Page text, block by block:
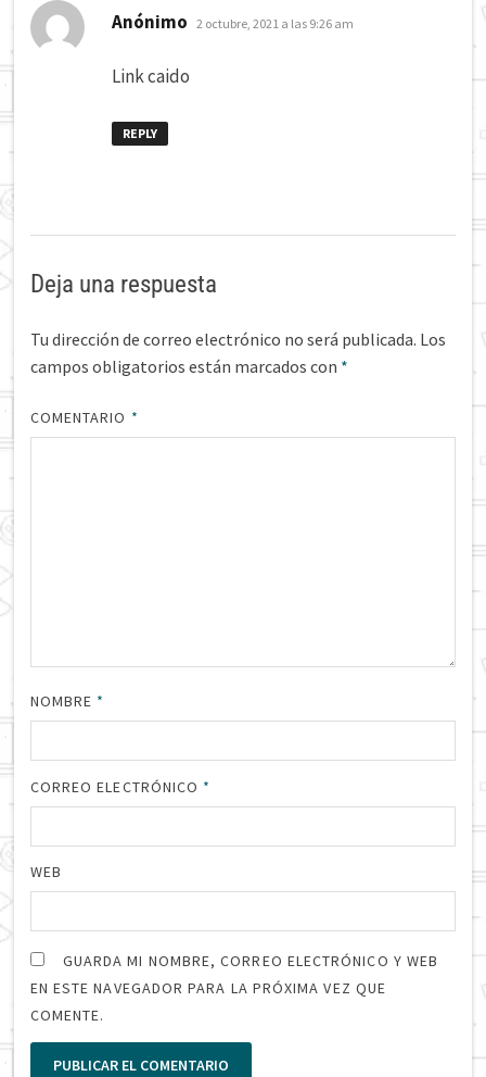
Anónimo dice:
2 octubre, 2021 a las 9:26 am
Link caido
REPLY
Deja una respuesta
Tu dirección de correo electrónico no será publicada. Los
campos obligatorios están marcados con *
COMENTARIO *
NOMBRE *
CORREO ELECTRÓNICO *
WEB
GUARDA MI NOMBRE, CORREO ELECTRÓNICO Y WEB
EN ESTE NAVEGADOR PARA LA PRÓXIMA VEZ QUE
COMENTE.